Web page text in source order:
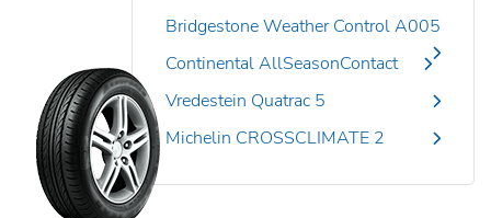
Bridgestone Weather Control A005
Continental AllSeasonContact
Vredestein Quatrac 5
Michelin CROSSCLIMATE 2